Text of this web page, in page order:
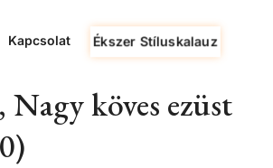
Kapcsolat Ékszer Stíluskalauz
Nagy köves ezüst